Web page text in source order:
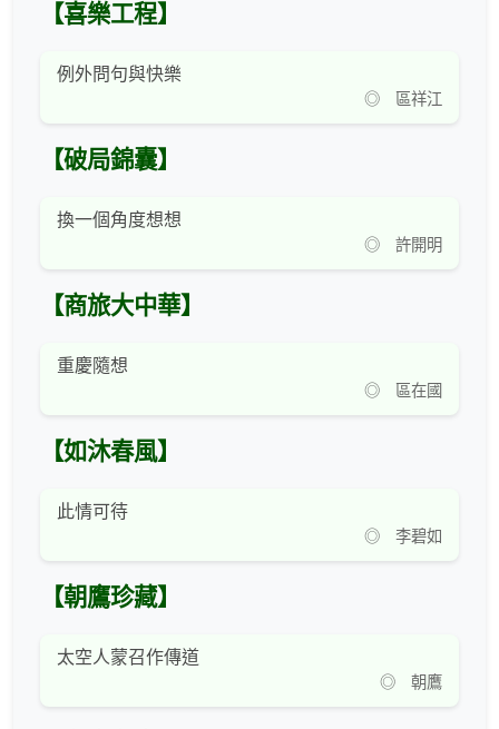
【喜樂工程】
例外問句與快樂
◎ 區祥江
【破局錦囊】
換一個角度想想
◎ 許開明
【商旅大中華】
重慶隨想
◎ 區在國
【如沐春風】
此情可待
◎ 李碧如
【朝鷹珍藏】
太空人蒙召作傳道
◎ 朝鷹